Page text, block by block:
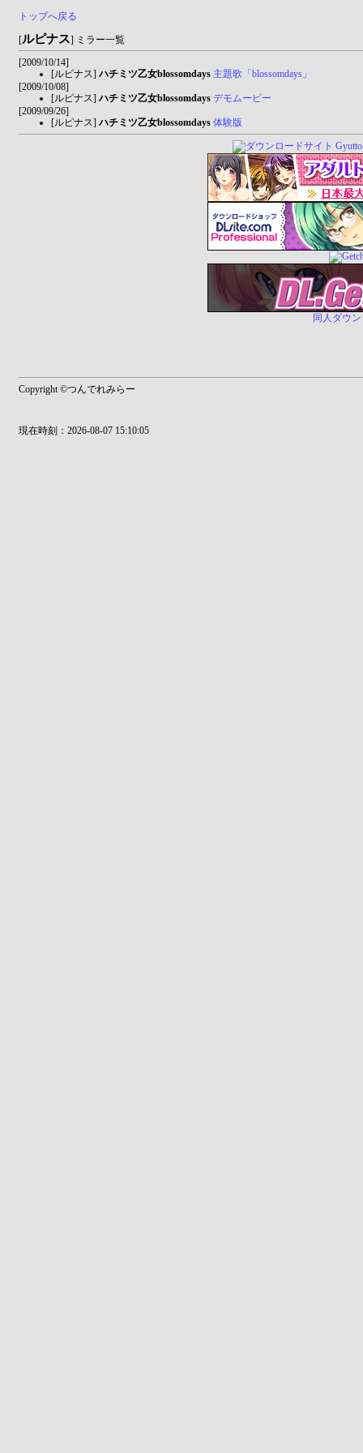
トップへ戻る
[ルピナス] ミラー一覧
[2009/10/14]
[ルピナス] ハチミツ乙女blossomdays 主題歌「blossomdays」
[2009/10/08]
[ルピナス] ハチミツ乙女blossomdays デモムービー
[2009/09/26]
[ルピナス] ハチミツ乙女blossomdays 体験版
同人ダウ
Copyright ©つんでれみらー
現在時刻：2026-08-07 15:10:05